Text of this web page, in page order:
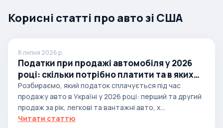
Корисні статті про авто зі США
8 липня 2026 р.
Податки при продажі автомобіля у 2026
році: скільки потрібно платити та в яких
випадках
Розбираємо, який податок сплачується під час
продажу авто в Україні у 2026 році: перший та другий
продаж за рік, легкові та вантажні авто, х...
Читати статтю